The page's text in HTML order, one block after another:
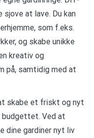
at lave. Du kan
som f.eks.
og skabe unikke
kreativ og
på, samtidig med at
skabe et friskt og nyt
Ved at
dine gardiner nyt liv